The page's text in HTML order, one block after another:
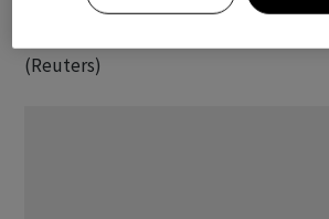
ausgeliefert.
(Reuters)